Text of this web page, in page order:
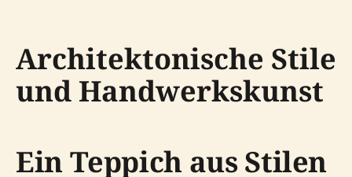
Architektonische Stile
und Handwerkskunst
Ein Teppich aus Stilen